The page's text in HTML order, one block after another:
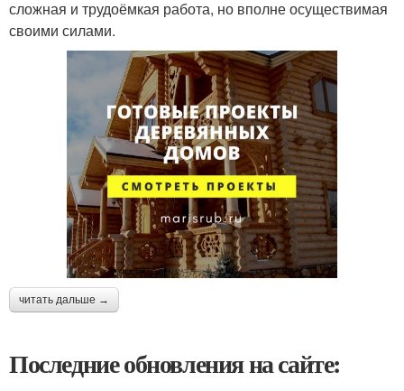
сложная и трудоёмкая работа, но вполне осуществимая
своими силами.
читать дальше →
Последние обновления на сайте: